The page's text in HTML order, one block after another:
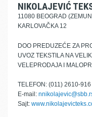
NIKOLAJEVIĆ
11080 BEOGRAD
KARLOVAČKA 12
DOO PREDUZEĆE ZA
UVOZ TEKSTILA NA
VELEPRODAJA I
TELEFON: (011) 2610-916
E-mail:
Sajt: